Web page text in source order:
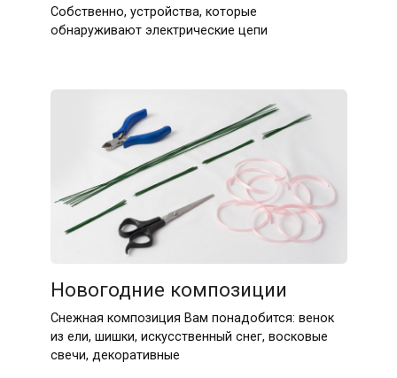
Собственно, устройства, которые
обнаруживают электрические цепи
Новогодние композиции
Снежная композиция Вам понадобится: венок
из ели, шишки, искусственный снег, восковые
свечи, декоративные